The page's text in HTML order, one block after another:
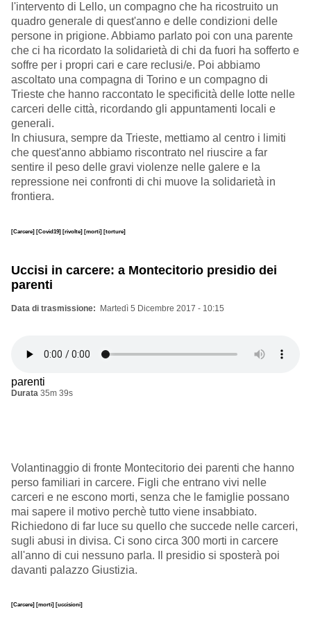
l'intervento di Lello, un compagno che ha ricostruito un
quadro generale di quest'anno e delle condizioni delle
persone in prigione. Abbiamo parlato poi con una parente
che ci ha ricordato la solidarietà di chi da fuori ha sofferto e
soffre per i propri cari e care reclusi/e. Poi abbiamo
ascoltato una compagna di Torino e un compagno di
Trieste che hanno raccontato le specificità delle lotte nelle
carceri delle città, ricordando gli appuntamenti locali e
generali.
In chiusura, sempre da Trieste, mettiamo al centro i limiti
che quest'anno abbiamo riscontrato nel riuscire a far
sentire il peso delle gravi violenze nelle galere e la
repressione nei confronti di chi muove la solidarietà in
frontiera.
[Carcere] [Covid19] [rivolte] [morti] [torture]
Uccisi in carcere: a Montecitorio presidio dei
parenti
Data di trasmissione Martedì 5 Dicembre 2017 - 10:15
parenti
Durata 35m 39s
Volantinaggio di fronte Montecitorio dei parenti che hanno
perso familiari in carcere. Figli che entrano vivi nelle
carceri e ne escono morti, senza che le famiglie possano
mai sapere il motivo perchè tutto viene insabbiato.
Richiedono di far luce su quello che succede nelle carceri,
sugli abusi in divisa. Ci sono circa 300 morti in carcere
all'anno di cui nessuno parla. Il presidio si sposterà poi
davanti palazzo Giustizia.
[Carcere] [morti] [uccisioni]